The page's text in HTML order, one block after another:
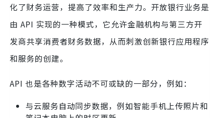
化了财务运营，提高了效率和生产力。开放银行业务是
由 API 实现的一种模式，它允许金融机构与第三方开
发商共享消费者财务数据，从而刺激创新银行应用程序
和服务的创建。
API 也是各种数字活动不可或缺的一部分，例如：
与云服务自动同步数据，例如智能手机上传照片和